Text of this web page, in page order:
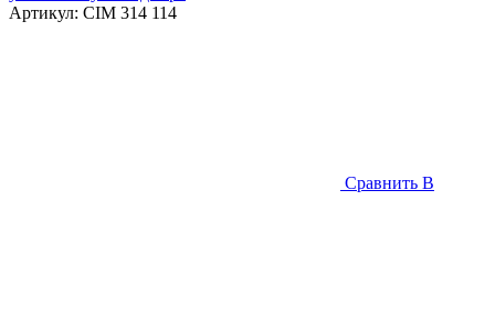
Артикул: CIM 314 114
Сравнить В